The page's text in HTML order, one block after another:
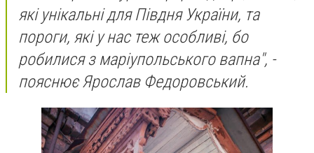
які унікальні для Півдня України, та
пороги, які у нас теж особливі, бо
робилися з маріупольського вапна", -
пояснює Ярослав Федоровський.